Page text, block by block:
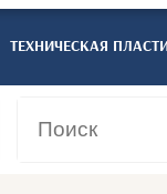
ТЕХНИЧЕСКАЯ